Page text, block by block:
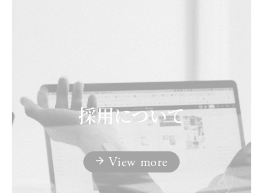
採用について
View more